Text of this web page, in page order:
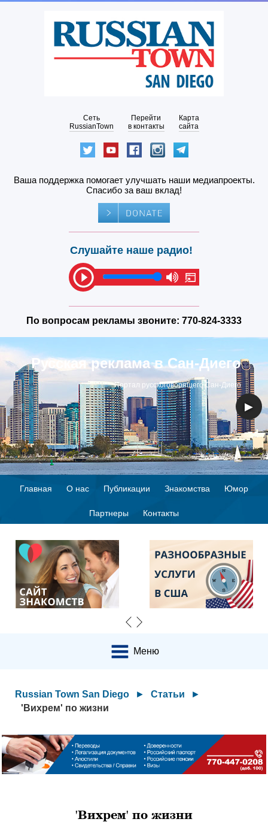
Сеть
RussianTown
Перейти
в контакты
Карта
сайта
Ваша поддержка помогает улучшать наши медиапроекты.
Спасибо за ваш вклад!
Слушайте наше радио!
По вопросам рекламы звоните: 770-824-3333
Русская реклама в Сан-Диего
Портал русскоговорящего Сан-Диего
◀ ▶
Главная О нас Публикации Знакомства Юмор
Партнеры Контакты
Меню
Russian Town San Diego ► Статьи
►
'Вихрем' по жизни
'Вихрем' по жизни